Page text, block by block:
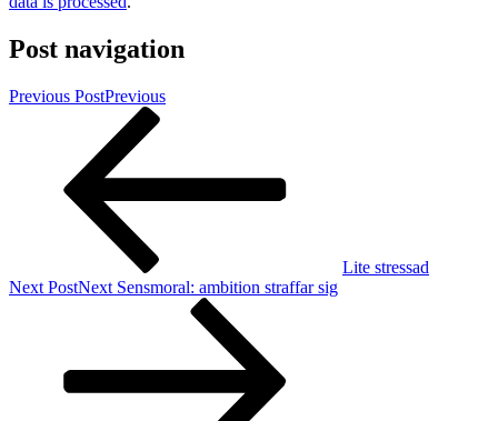
Post navigation
Previous PostPrevious
Lite stressad
Next PostNext Sensmoral: ambition straffar sig